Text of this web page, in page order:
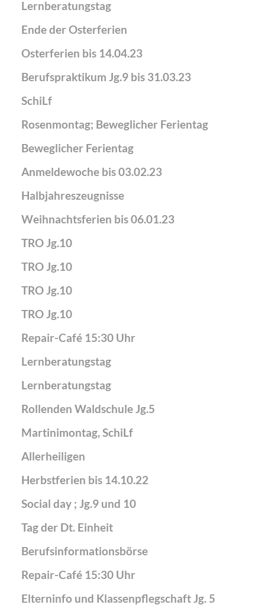
Lernberatungstag
Ende der Osterferien
Osterferien bis 14.04.23
Berufspraktikum Jg.9 bis 31.03.23
SchiLf
Rosenmontag; Beweglicher Ferientag
Beweglicher Ferientag
Anmeldewoche bis 03.02.23
Halbjahreszeugnisse
Weihnachtsferien bis 06.01.23
TRO Jg.10
TRO Jg.10
TRO Jg.10
TRO Jg.10
Repair-Café 15:30 Uhr
Lernberatungstag
Lernberatungstag
Rollenden Waldschule Jg.5
Martinimontag, SchiLf
Allerheiligen
Herbstferien bis 14.10.22
Social day ; Jg.9 und 10
Tag der Dt. Einheit
Berufsinformationsbörse
Repair-Café 15:30 Uhr
Elterninfo und Klassenpflegschaft Jg. 5